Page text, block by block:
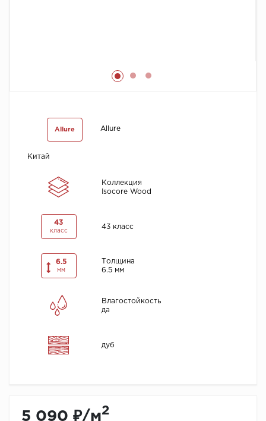
Allure Allure
Китай
Коллекция
Isocore Wood
43
класс
43 класс
6.5
мм
Толщина
6.5 мм
Влагостойкость
да
дуб
5 090 ₽/м2